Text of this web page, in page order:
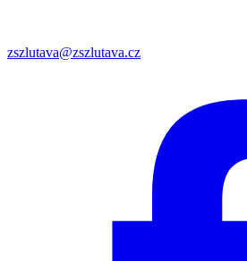
zszlutava@zszlutava.cz